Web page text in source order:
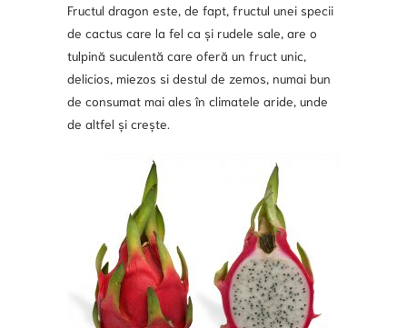
Fructul dragon este, de fapt, fructul unei specii
de cactus care la fel ca și rudele sale, are o
tulpină suculentă care oferă un fruct unic,
delicios, miezos si destul de zemos, numai bun
de consumat mai ales în climatele aride, unde
de altfel și crește.